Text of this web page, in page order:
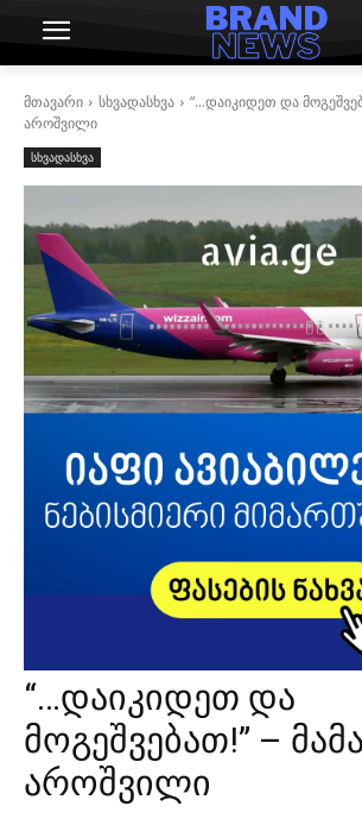
მთავარი სხვადასხვა
“…დაიკიდეთ და
აროშვილი
სხვადასხვა
“…დაიკიდეთ და
მოგეშვებათ!” –
აროშვილი